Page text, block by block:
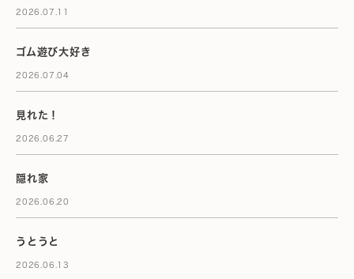
2026.07.11
ゴム遊び大好き
2026.07.04
見れた！
2026.06.27
隠れ家
2026.06.20
うとうと
2026.06.13